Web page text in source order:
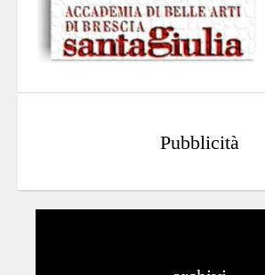
Pubblicità